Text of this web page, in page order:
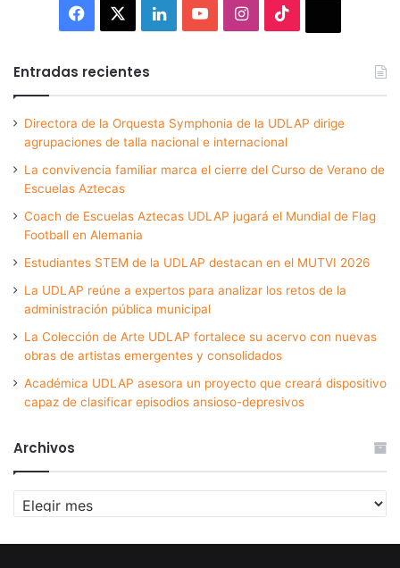
Facebook LinkedInYouTubeInstagram
Entradas recientes
Directora de la Orquesta Symphonia de la UDLAP dirige
agrupaciones de talla nacional e internacional
La convivencia familiar marca el cierre del Curso de Verano de
Escuelas Aztecas
Coach de Escuelas Aztecas UDLAP jugará el Mundial de Flag
Football en Alemania
Estudiantes STEM de la UDLAP destacan en el MUTVI 2026
La UDLAP reúne a expertos para analizar los retos de la
administración pública municipal
La Colección de Arte UDLAP fortalece su acervo con nuevas
obras de artistas emergentes y consolidados
Académica UDLAP asesora un proyecto que creará dispositivo
capaz de clasificar episodios ansioso-depresivos
Archivos
Archivos